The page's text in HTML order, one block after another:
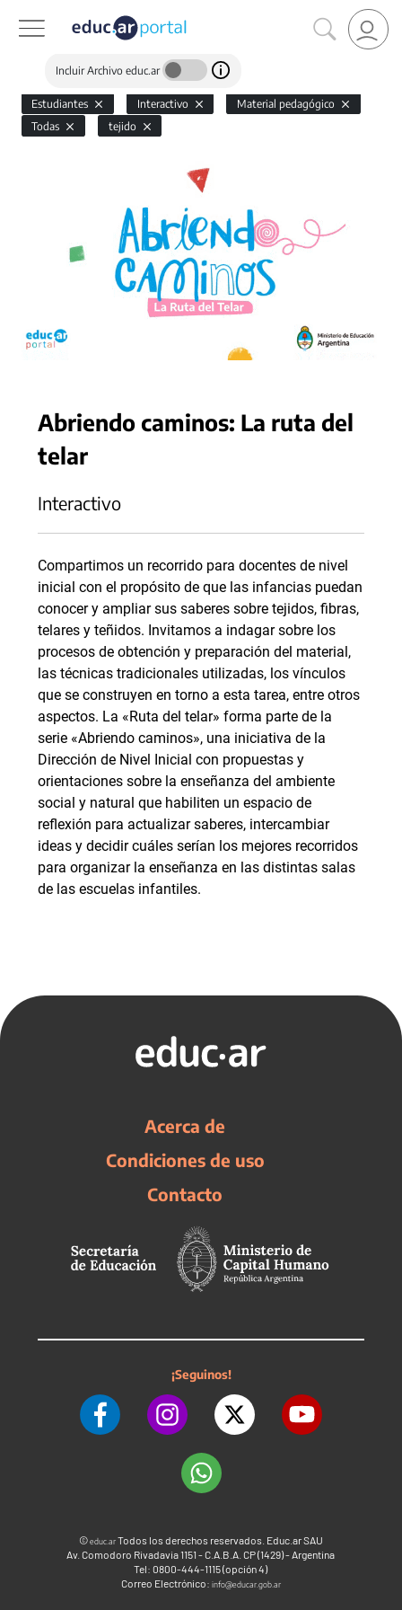
Incluir Archivo educ.ar
Estudiantes Interactivo
Material pedagógico
Todas
tejido
Abriendo caminos: La ruta del
telar
Interactivo
Compartimos un recorrido para docentes de nivel
inicial con el propósito de que las infancias puedan
conocer y ampliar sus saberes sobre tejidos, fibras,
telares y teñidos. Invitamos a indagar sobre los
procesos de obtención y preparación del material,
las técnicas tradicionales utilizadas, los vínculos
que se construyen en torno a esta tarea, entre otros
aspectos. La «Ruta del telar» forma parte de la
serie «Abriendo caminos», una iniciativa de la
Dirección de Nivel Inicial con propuestas y
orientaciones sobre la enseñanza del ambiente
social y natural que habiliten un espacio de
reflexión para actualizar saberes, intercambiar
ideas y decidir cuáles serían los mejores recorridos
para organizar la enseñanza en las distintas salas
de las escuelas infantiles.
Acerca de
Condiciones de uso
Contacto
¡Seguinos!
©educ.arTodos los derechos reservados. Educ.ar SAU
Av. Comodoro Rivadavia 1151 - C.A.B.A. CP (1429) - Argentina
Tel: 0800-444-1115 (opción 4)
Correo Electrónico: info@educar.gob.ar